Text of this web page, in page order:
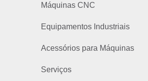
Máquinas CNC
Equipamentos Industriais
Acessórios para Máquinas
Serviços